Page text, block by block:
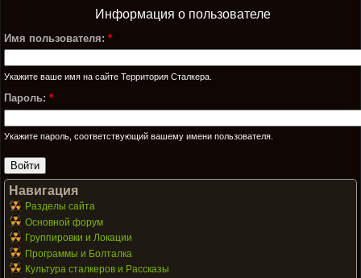
Информация о пользователе
Имя пользователя: *
Укажите ваше имя на сайте Территория Сталкера.
Пароль: *
Укажите пароль, соответствующий вашему имени пользователя.
Навигация
Разделы сайта
Основной форум
Группировки и Локации
Программы и Болталка
Культура сталкеров и Рассказы